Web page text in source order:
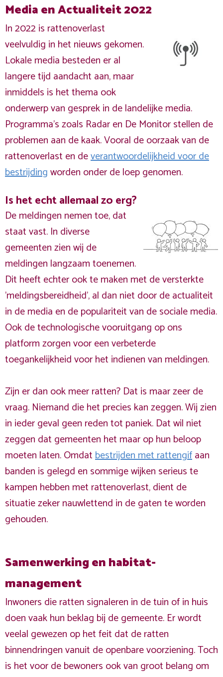
Media en Actualiteit 2022
In 2022 is rattenoverlast
veelvuldig in het nieuws gekomen.
Lokale media besteden er al
langere tijd aandacht aan, maar
inmiddels is het thema ook
onderwerp van gesprek in de landelijke media.
Programma's zoals Radar en De Monitor stellen de
problemen aan de kaak. Vooral de oorzaak van de
rattenoverlast en deverantwoordelijkheid voor de
bestrijdingworden onder de loep genomen.
Is het echt allemaal zo erg?
De meldingen nemen toe, dat
staat vast. In diverse
gemeenten zien wij de
meldingen langzaam toenemen.
Dit heeft echter ook te maken met de versterkte
'meldingsbereidheid', al dan niet door de actualiteit
in de media en de populariteit van de sociale media.
Ook de technologische vooruitgang op ons
platform zorgen voor een verbeterde
toegankelijkheid voor het indienen van meldingen.
Zijn er dan ook meer ratten? Dat is maar zeer de
vraag. Niemand die het precies kan zeggen. Wij zien
in ieder geval geen reden tot paniek. Dat wil niet
zeggen dat gemeenten het maar op hun beloop
moeten laten. Omdatbestrijden met rattengifaan
banden is gelegd en sommige wijken serieus te
kampen hebben met rattenoverlast, dient de
situatie zeker nauwlettend in de gaten te worden
gehouden.
Samenwerking en habitat-
management
Inwoners die ratten signaleren in de tuin of in huis
doen vaak hun beklag bij de gemeente. Er wordt
veelal gewezen op het feit dat de ratten
binnendringen vanuit de openbare voorziening. Toch
is het voor de bewoners ook van groot belang om